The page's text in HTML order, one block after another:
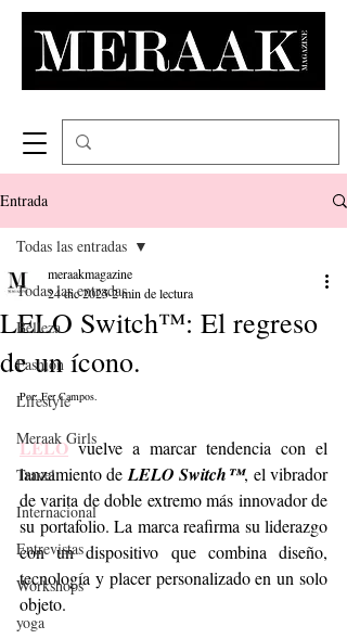
Entrada
Todas las entradas
Belleza
Fashion
Lifestyle
Meraak Girls
Travel
Internacional
Entrevistas
Workshops
yoga
Todas las entradas
LELO Switch™: El regreso
de un ícono.
meraakmagazine
24 dic 20252 min de lectura
Por: Fer Campos.
LELO vuelve a marcar tendencia con el
lanzamiento de LELO Switch™, el vibrador
de varita de doble extremo más innovador de
su portafolio. La marca reafirma su liderazgo
con un dispositivo que combina diseño,
tecnología y placer personalizado en un solo
objeto.